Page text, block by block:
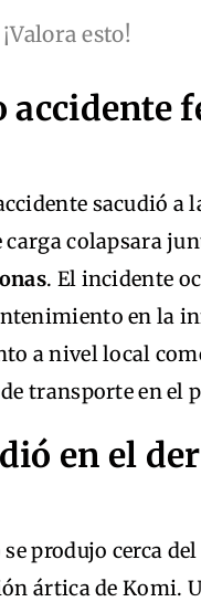
¡Valora esto!
accidente
sacudió a
carga colapsara
. El incidente
en la
a nivel local
transporte en el
en el
produjo cerca
ártica de Komi.